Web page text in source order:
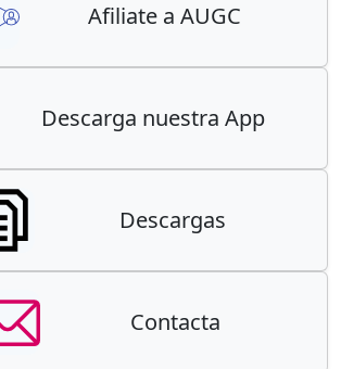
Afiliate a AUGC
Descarga nuestra App
Descargas
Contacta